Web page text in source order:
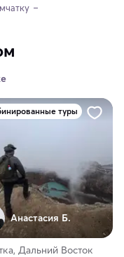
туры
Анастасия Б.
Дальний Восток